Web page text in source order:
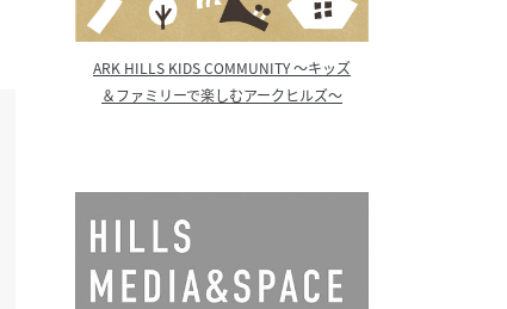
ARK HILLS KIDS COMMUNITY ～キッズ
＆ファミリーで楽しむアークヒルズ～